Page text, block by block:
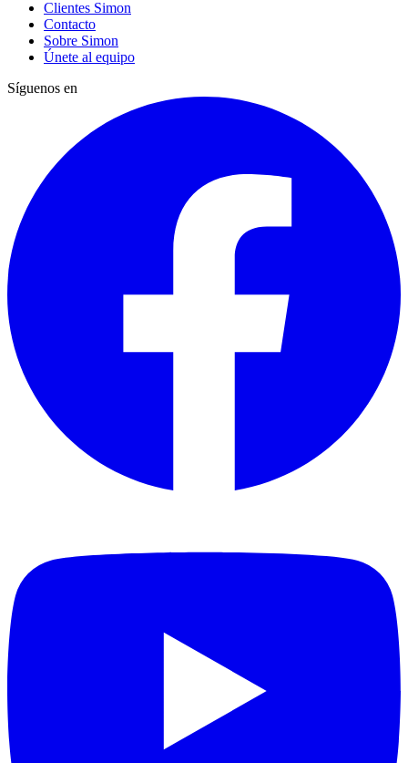
Clientes Simon
Contacto
Sobre Simon
Únete al equipo
Síguenos en